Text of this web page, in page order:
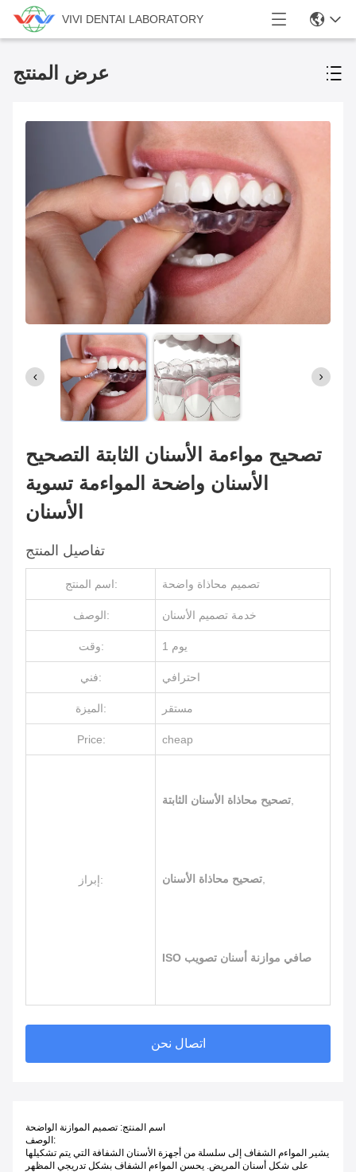
VIVI DENTAI LABORATORY
عرض المنتج
تصحيح مواءمة الأسنان الثابتة التصحيح
الأسنان واضحة المواءمة تسوية
الأسنان
تفاصيل المنتج
اسم المنتج: تصميم محاذاة واضحة
الوصف: خدمة تصميم الأسنان
وقت: يوم 1
فني: احترافي
الميزة: مستقر
Price: cheap
إبراز:
تصحيح محاذاة الأسنان الثابتة
تصحيح محاذاة الأسنان
ISO صافي موازنة أسنان تصويب
اتصال نحن
اسم المنتج: تصميم الموازنة الواضحة
الوصف:
يشير المواءم الشفاف إلى سلسلة من أجهزة الأسنان الشفافة التي يتم تشكيلها
على شكل أسنان المريض. يحسن المواءم الشفاف بشكل تدريجي المظهر